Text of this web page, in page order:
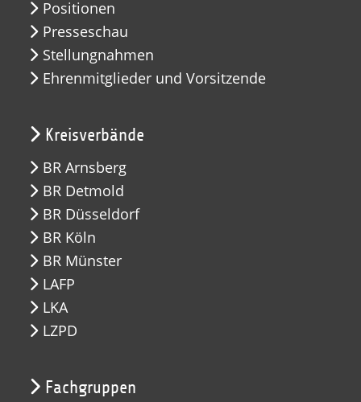
Positionen
Presseschau
Stellungnahmen
Ehrenmitglieder und Vorsitzende
Kreisverbände
BR Arnsberg
BR Detmold
BR Düsseldorf
BR Köln
BR Münster
LAFP
LKA
LZPD
Fachgruppen